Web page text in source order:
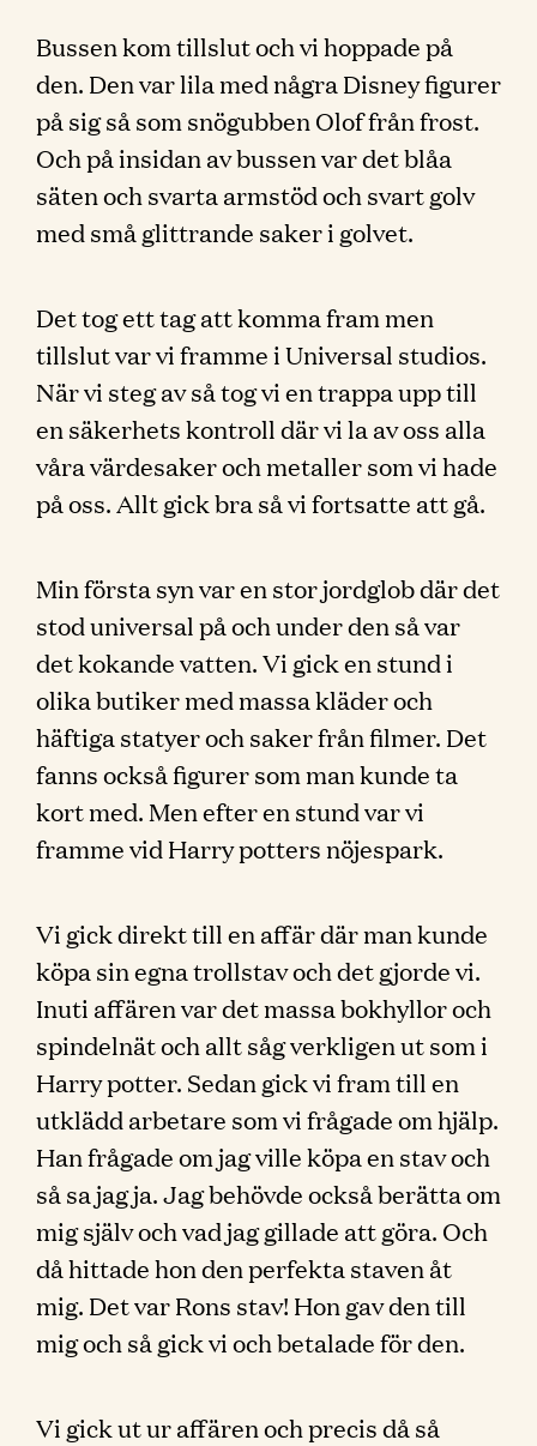
Bussen kom tillslut och vi hoppade på
den. Den var lila med några Disney figurer
på sig så som snögubben Olof från frost.
Och på insidan av bussen var det blåa
säten och svarta armstöd och svart golv
med små glittrande saker i golvet.
Det tog ett tag att komma fram men
tillslut var vi framme i Universal studios.
När vi steg av så tog vi en trappa upp till
en säkerhets kontroll där vi la av oss alla
våra värdesaker och metaller som vi hade
på oss. Allt gick bra så vi fortsatte att gå.
Min första syn var en stor jordglob där det
stod universal på och under den så var
det kokande vatten. Vi gick en stund i
olika butiker med massa kläder och
häftiga statyer och saker från filmer. Det
fanns också figurer som man kunde ta
kort med. Men efter en stund var vi
framme vid Harry potters nöjespark.
Vi gick direkt till en affär där man kunde
köpa sin egna trollstav och det gjorde vi.
Inuti affären var det massa bokhyllor och
spindelnät och allt såg verkligen ut som i
Harry potter. Sedan gick vi fram till en
utklädd arbetare som vi frågade om hjälp.
Han frågade om jag ville köpa en stav och
så sa jag ja. Jag behövde också berätta om
mig själv och vad jag gillade att göra. Och
då hittade hon den perfekta staven åt
mig. Det var Rons stav! Hon gav den till
mig och så gick vi och betalade för den.
Vi gick ut ur affären och precis då så